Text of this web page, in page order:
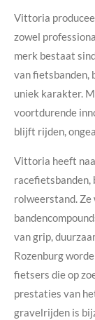
Vittoria
zowel
merk bestaat
van fietsbanden,
uniek karakter.
voortdurende
blijft rijden,
Vittoria heeft
racefietsbanden,
rolweerstand. Ze
van grip,
Rozenburg
fietsers die op
prestaties van
gravelrijden is